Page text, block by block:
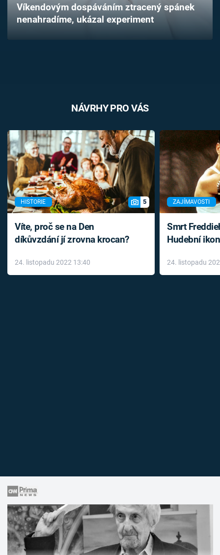
Sledujte prima+
Víkendovým dospáváním ztracený spánek
nenahradíme, ukázal experiment
NÁVRHY PRO VÁS
HISTORIE 5
Víte, proč se na Den
díkůvzdání jí zrovna krocan?
24. listopadu 2022 13:40
ZAJÍMAVOSTI
Smrt
Hudební
léky
24. listopadu